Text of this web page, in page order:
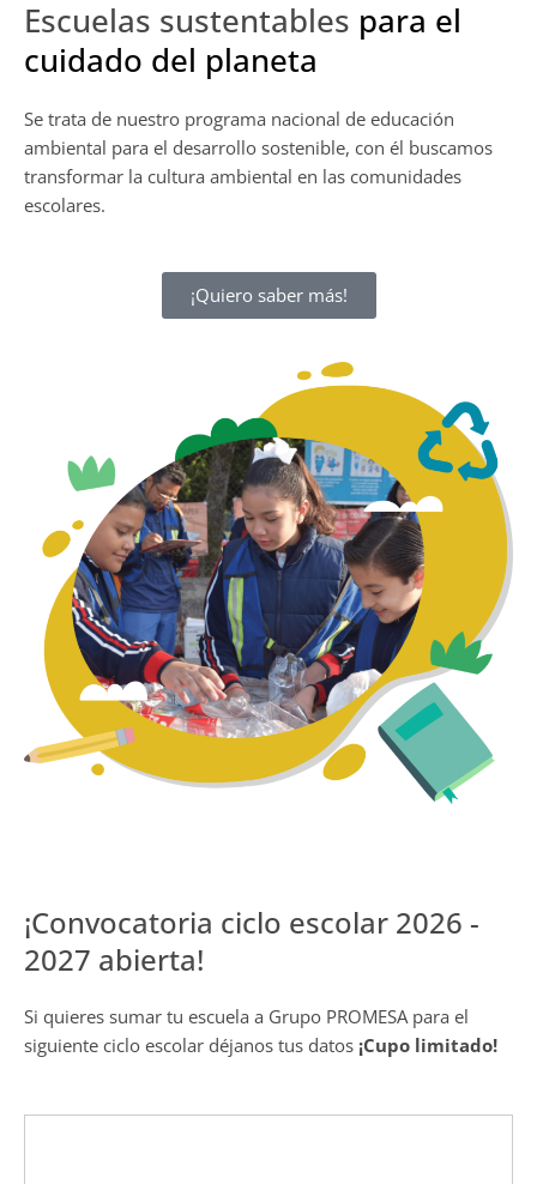
Escuelas sustentables para el
cuidado del planeta
Se trata de nuestro programa nacional de educación
ambiental para el desarrollo sostenible, con él buscamos
transformar la cultura ambiental en las comunidades
escolares.
¡Quiero saber más!
¡Convocatoria ciclo escolar 2026 -
2027 abierta!
Si quieres sumar tu escuela a Grupo PROMESA para el
siguiente ciclo escolar déjanos tus datos ¡Cupo limitado!